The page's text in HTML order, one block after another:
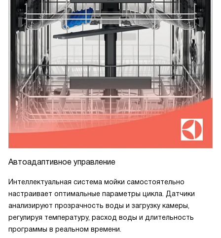
Автоадаптивное управление
Интеллектуальная система мойки самостоятельно
настраивает оптимальные параметры цикла. Датчики
анализируют прозрачность воды и загрузку камеры,
регулируя температуру, расход воды и длительность
программы в реальном времени.